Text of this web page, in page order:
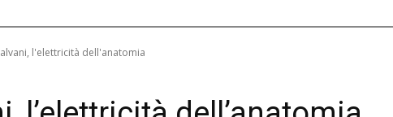
l'elettricità dell'anatomia